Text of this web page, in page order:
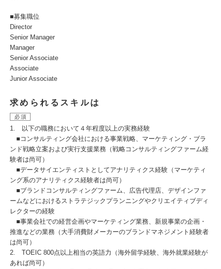
■募集職位
Director
Senior Manager
Manager
Senior Associate
Associate
Junior Associate
求められるスキルは
必須
1. 以下の職務において４年程度以上の実務経験
■コンサルティング会社における事業戦略、マーケティング・ブラ
ンド戦略立案および実行支援業務（戦略コンサルティングファーム経
験者は尚可）
■データサイエンティストとしてアナリティクス経験（マーケティ
ング系のアナリティクス経験者は尚可）
■ブランドコンサルティングファーム、広告代理店、デザインファ
ームなどにおけるストラテジックプランニングやクリエイティブディ
レクターの経験
■事業会社での経営企画やマーケティング業務、新規事業の企画・
推進などの業務（大手消費財メーカーのブランドマネジメント経験者
は尚可）
2. TOEIC 800点以上相当の英語力（海外留学経験、海外就業経験が
あれば尚可）